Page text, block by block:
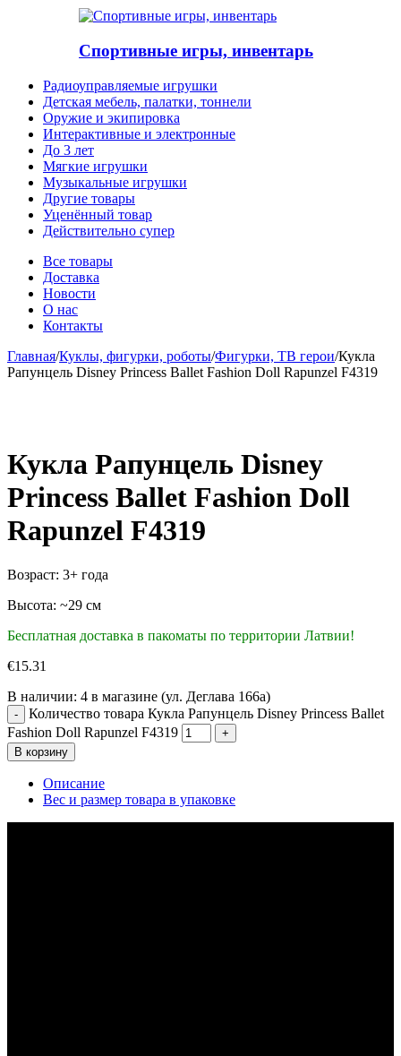
Спортивные игры, инвентарь
Радиоуправляемые игрушки
Детская мебель, палатки, тоннели
Оружие и экипировка
Интерактивные и электронные
До 3 лет
Мягкие игрушки
Музыкальные игрушки
Другие товары
Уценённый товар
Действительно супер
Все товары
Доставка
Новости
О нас
Контакты
Главная/Куклы, фигурки, роботы/Фигурки, ТВ герои/Кукла
Рапунцель Disney Princess Ballet Fashion Doll Rapunzel F4319
Кукла Рапунцель Disney
Princess Ballet Fashion Doll
Rapunzel F4319
Возраст: 3+ года
Высота: ~29 cм
Бесплатная доставка в пакоматы по территории Латвии!
€15.31
В наличии: 4 в магазине (ул. Деглава 166а)
Количество товара Кукла Рапунцель Disney Princess Ballet
Fashion Doll Rapunzel F4319
В корзину
Описание
Вес и размер товара в упаковке